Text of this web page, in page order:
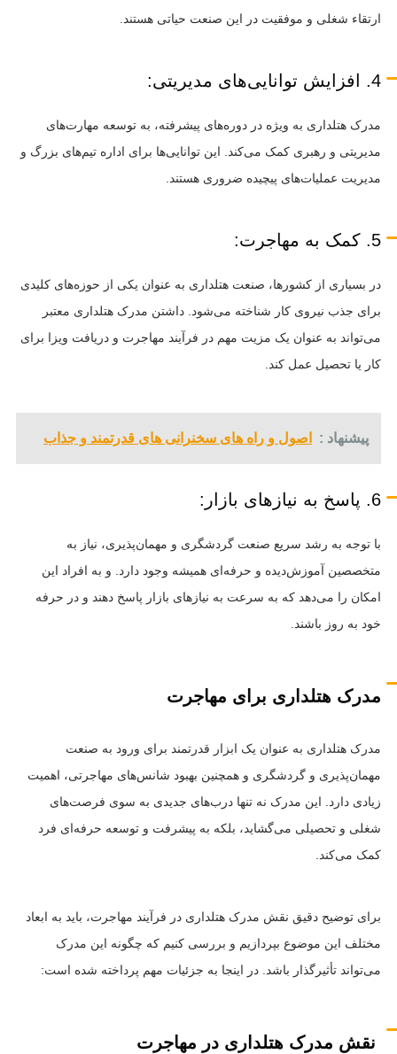
ارتقاء شغلی و موفقیت در این صنعت حیاتی هستند.
4. افزایش توانایی‌های مدیریتی:
مدرک هتلداری به ویژه در دوره‌های پیشرفته، به توسعه مهارت‌های
مدیریتی و رهبری کمک می‌کند. این توانایی‌ها برای اداره تیم‌های بزرگ و
مدیریت عملیات‌های پیچیده ضروری هستند.
5. کمک به مهاجرت:
در بسیاری از کشورها، صنعت هتلداری به عنوان یکی از حوزه‌های کلیدی
برای جذب نیروی کار شناخته می‌شود. داشتن مدرک هتلداری معتبر
می‌تواند به عنوان یک مزیت مهم در فرآیند مهاجرت و دریافت ویزا برای
کار یا تحصیل عمل کند.
پیشنهاد : اصول و راه های سخنرانی های قدرتمند و جذاب
6. پاسخ به نیازهای بازار:
با توجه به رشد سریع صنعت گردشگری و مهمان‌پذیری، نیاز به
متخصصین آموزش‌دیده و حرفه‌ای همیشه وجود دارد. و به افراد این
امکان را می‌دهد که به سرعت به نیازهای بازار پاسخ دهند و در حرفه
خود به روز باشند.
مدرک هتلداری برای مهاجرت
مدرک هتلداری به عنوان یک ابزار قدرتمند برای ورود به صنعت
مهمان‌پذیری و گردشگری و همچنین بهبود شانس‌های مهاجرتی، اهمیت
زیادی دارد. این مدرک نه تنها درب‌های جدیدی به سوی فرصت‌های
شغلی و تحصیلی می‌گشاید، بلکه به پیشرفت و توسعه حرفه‌ای فرد
کمک می‌کند.
برای توضیح دقیق نقش مدرک هتلداری در فرآیند مهاجرت، باید به ابعاد
مختلف این موضوع بپردازیم و بررسی کنیم که چگونه این مدرک
می‌تواند تأثیرگذار باشد. در اینجا به جزئیات مهم پرداخته شده است:
نقش مدرک هتلداری در مهاجرت